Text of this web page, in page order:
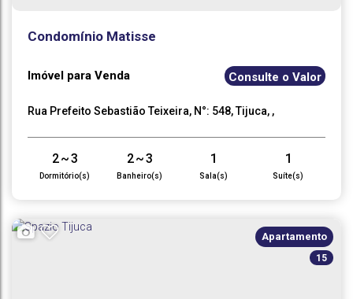
Condomínio Matisse
Consulte o Valor
Imóvel para Venda
Rua Prefeito Sebastião Teixeira, N°: 548,Tijuca ,
2 ~ 3
Dormitório(s)
2 ~ 3
Banheiro(s)
1
Sala(s)
1
Suíte(s)
15
Apartamento